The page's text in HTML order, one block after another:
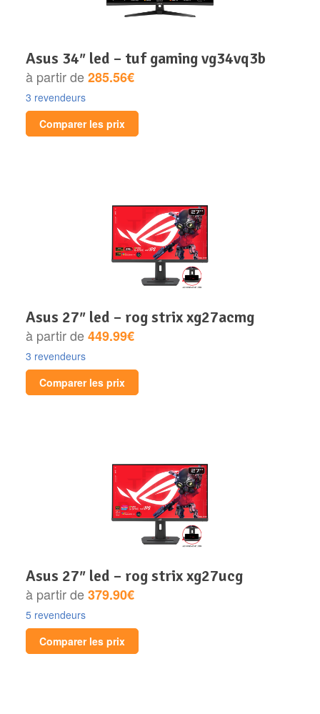
asus 34″ led – tuf gaming vg34vq3b
à partir de285.56€
3 revendeurs
Comparer les prix
asus 27″ led – rog strix xg27acmg
à partir de449.99€
3 revendeurs
Comparer les prix
asus 27″ led – rog strix xg27ucg
à partir de379.90€
5 revendeurs
Comparer les prix